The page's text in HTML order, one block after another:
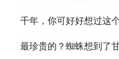
千年，你可好好想过这
最珍贵的？蜘蛛想到了